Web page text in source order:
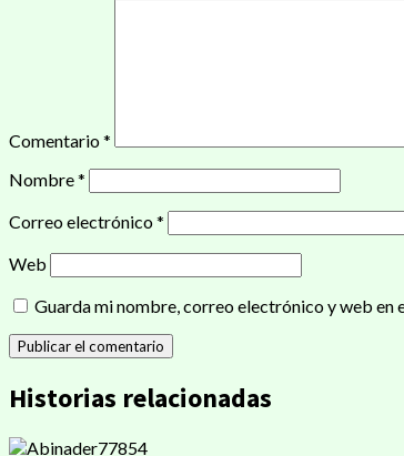
Comentario*
Nombre*
Correo electrónico*
Web
Guarda mi nombre, correo electrónico y web en
Historias relacionadas